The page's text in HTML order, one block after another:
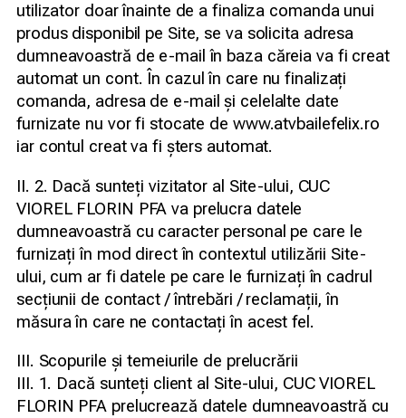
utilizator doar înainte de a finaliza comanda unui
produs disponibil pe Site, se va solicita adresa
dumneavoastră de e-mail în baza căreia va fi creat
automat un cont. În cazul în care nu finalizați
comanda, adresa de e-mail și celelalte date
furnizate nu vor fi stocate de www.atvbailefelix.ro
iar contul creat va fi șters automat.
II. 2. Dacă sunteți vizitator al Site-ului, CUC
VIOREL FLORIN PFA va prelucra datele
dumneavoastră cu caracter personal pe care le
furnizați în mod direct în contextul utilizării Site-
ului, cum ar fi datele pe care le furnizați în cadrul
secțiunii de contact / întrebări / reclamații, în
măsura în care ne contactați în acest fel.
III. Scopurile și temeiurile de prelucrării
III. 1. Dacă sunteți client al Site-ului, CUC VIOREL
FLORIN PFA prelucrează datele dumneavoastră cu